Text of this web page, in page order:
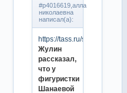
#p4016619,алла
николаевна
написал(а):
https://tass.ru/sport/
Жулин
рассказал,
что у
фигуристки
Шанаевой